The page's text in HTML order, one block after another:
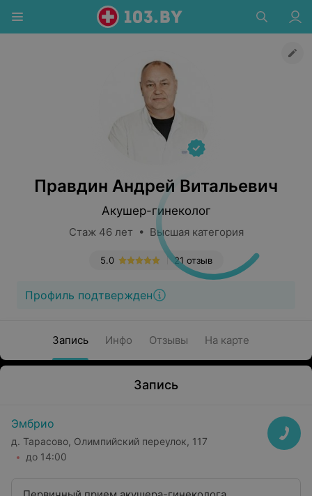
Правдин Андрей Витальевич
Акушер-гинеколог
Стаж 46 лет • Высшая категория
21 отзыв
5.0
Профиль подтвержден
Запись Инфо Отзывы На карте
Запись
Эмбрио
д. Тарасово, Олимпийский переулок, 117
до 14:00